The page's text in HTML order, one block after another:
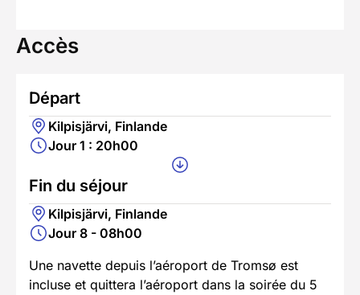
Accès
Départ
Kilpisjärvi, Finlande
Jour 1 : 20h00
Fin du séjour
Kilpisjärvi, Finlande
Jour 8 - 08h00
Une navette depuis l’aéroport de Tromsø est
incluse et quittera l’aéroport dans la soirée du 5